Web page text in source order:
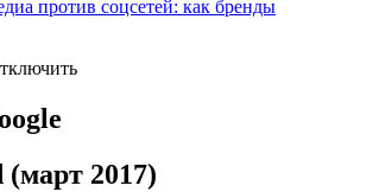
против соцсетей: как бренды
(март 2017)